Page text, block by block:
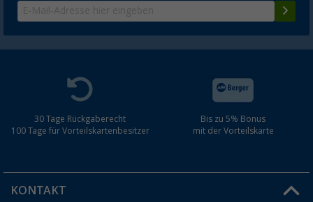
30 Tage Rückgaberecht
100 Tage für Vorteilskartenbesitzer
Bis zu 5% Bonus
mit der Vorteilskarte
KONTAKT